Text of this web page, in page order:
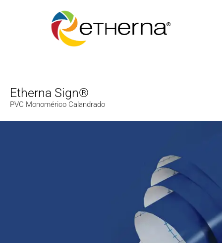
Etherna Sign®
PVC Monomérico Calandrado